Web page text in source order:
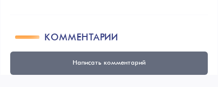
КОММЕНТАРИИ
Написать комментарий